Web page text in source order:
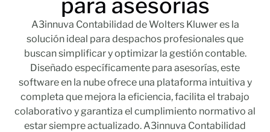
para asesorías
A3innuva Contabilidad de Wolters Kluwer es la
solución ideal para despachos profesionales que
buscan simplificar y optimizar la gestión contable.
Diseñado específicamente para asesorías, este
software en la nube ofrece una plataforma intuitiva y
completa que mejora la eficiencia, facilita el trabajo
colaborativo y garantiza el cumplimiento normativo al
estar siempre actualizado. A3innuva Contabilidad